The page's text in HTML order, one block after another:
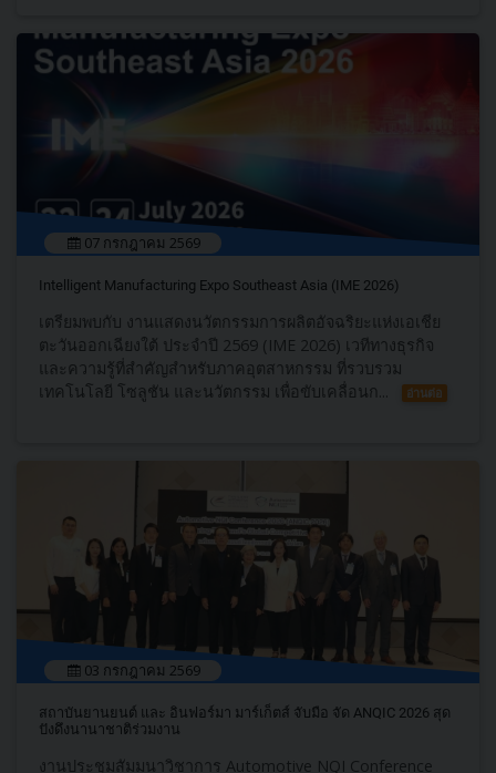
07 กรกฎาคม 2569
Intelligent Manufacturing Expo Southeast Asia (IME 2026)
เตรียมพบกับ งานแสดงนวัตกรรมการผลิตอัจฉริยะแห่งเอเชีย
ตะวันออกเฉียงใต้ ประจำปี 2569 (IME 2026) เวทีทางธุรกิจ
และความรู้ที่สำคัญสำหรับภาคอุตสาหกรรม ที่รวบรวม
เทคโนโลยี โซลูชัน และนวัตกรรม เพื่อขับเคลื่อนก...
อ่านต่อ
03 กรกฎาคม 2569
สถาบันยานยนต์​ และ อินฟอร์มา มาร์เก็ตส์ จับมือ จัด ANQIC​ 2026 สุด
ปังดึงนานาชาติร่วมงาน
งานประชุมสัมมนาวิชาการ Automotive NQI Conference